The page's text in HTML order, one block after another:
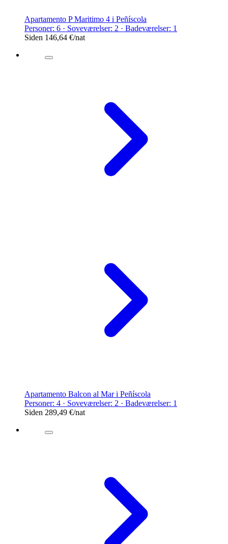
Apartamento P Maritimo 4 i Peñíscola
Personer: 6 · Soveværelser: 2 · Badeværelser: 1
Siden 146,64 €/nat
Apartamento Balcon al Mar i Peñíscola
Personer: 4 · Soveværelser: 2 · Badeværelser: 1
Siden 289,49 €/nat